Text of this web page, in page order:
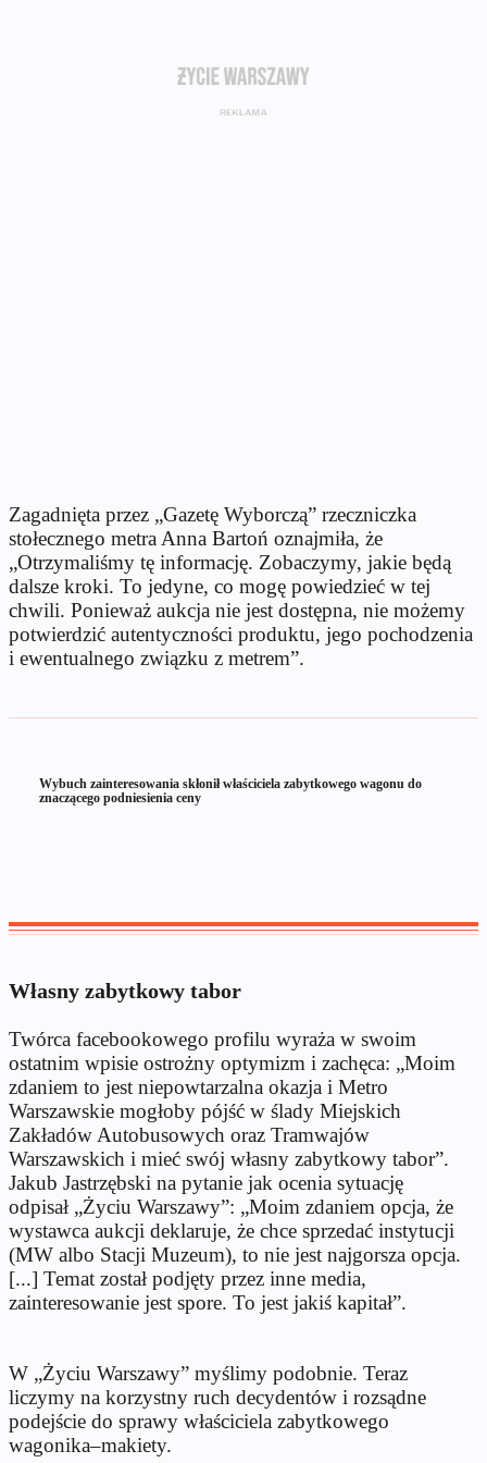
Zagadnięta przez „Gazetę Wyborczą” rzeczniczka
stołecznego metra Anna Bartoń oznajmiła, że
„Otrzymaliśmy tę informację. Zobaczymy, jakie będą
dalsze kroki. To jedyne, co mogę powiedzieć w tej
chwili. Ponieważ aukcja nie jest dostępna, nie możemy
potwierdzić autentyczności produktu, jego pochodzenia
i ewentualnego związku z metrem”.
Wybuch zainteresowania skłonił właściciela zabytkowego wagonu do
znaczącego podniesienia ceny
Własny zabytkowy tabor
Twórca facebookowego profilu wyraża w swoim
ostatnim wpisie ostrożny optymizm i zachęca: „Moim
zdaniem to jest niepowtarzalna okazja i Metro
Warszawskie mogłoby pójść w ślady Miejskich
Zakładów Autobusowych oraz Tramwajów
Warszawskich i mieć swój własny zabytkowy tabor”.
Jakub Jastrzębski na pytanie jak ocenia sytuację
odpisał „Życiu Warszawy”: „Moim zdaniem opcja, że
wystawca aukcji deklaruje, że chce sprzedać instytucji
(MW albo Stacji Muzeum), to nie jest najgorsza opcja.
[...] Temat został podjęty przez inne media,
zainteresowanie jest spore. To jest jakiś kapitał”.
W „Życiu Warszawy” myślimy podobnie. Teraz
liczymy na korzystny ruch decydentów i rozsądne
podejście do sprawy właściciela zabytkowego
wagonika–makiety.